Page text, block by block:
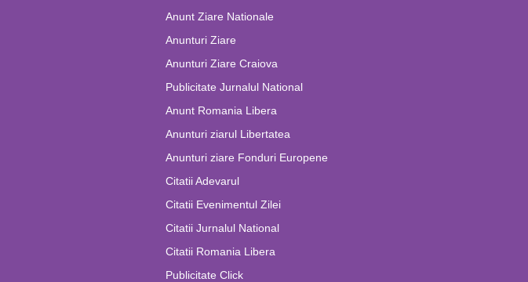
Anunt Ziare Nationale
Anunturi Ziare
Anunturi Ziare Craiova
Publicitate Jurnalul National
Anunt Romania Libera
Anunturi ziarul Libertatea
Anunturi ziare Fonduri Europene
Citatii Adevarul
Citatii Evenimentul Zilei
Citatii Jurnalul National
Citatii Romania Libera
Publicitate Click